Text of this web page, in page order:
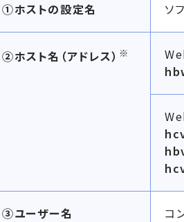
①ホストの設定名 ソ
②ホスト名（アドレス） ※
③ユーザー名 コ